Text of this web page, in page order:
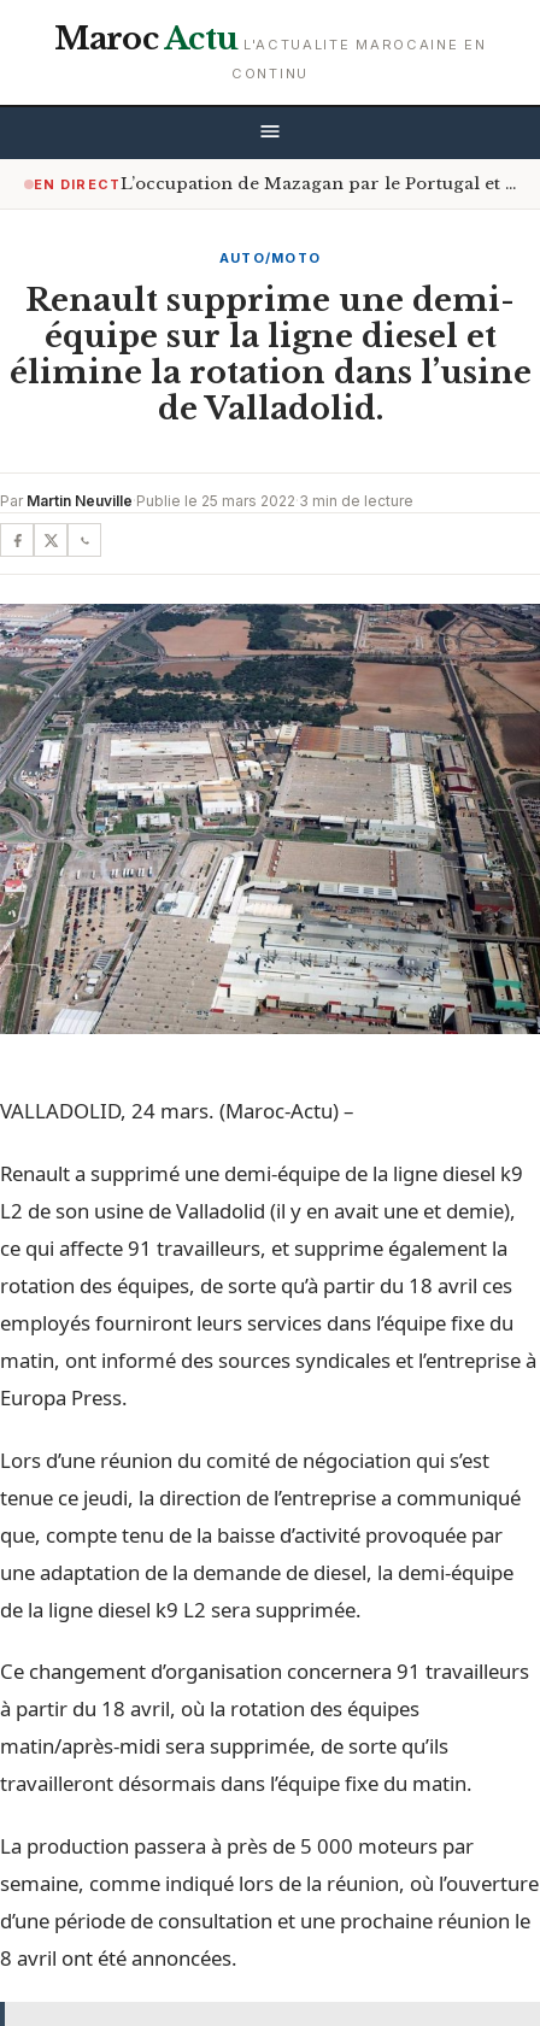
MarocActu L'ACTUALITE MAROCAINE EN
CONTINU
EN DIRECT L’occupation de Mazagan par le Portugal et le contrôle du détroit d’Ormuz
AUTO/MOTO
Renault supprime une demi-
équipe sur la ligne diesel et
élimine la rotation dans l’usine
de Valladolid.
Par Martin Neuville·Publie le 25 mars 2022·3 min de lecture
VALLADOLID, 24 mars. (Maroc-Actu) –
Renault a supprimé une demi-équipe de la ligne diesel k9
L2 de son usine de Valladolid (il y en avait une et demie),
ce qui affecte 91 travailleurs, et supprime également la
rotation des équipes, de sorte qu’à partir du 18 avril ces
employés fourniront leurs services dans l’équipe fixe du
matin, ont informé des sources syndicales et l’entreprise à
Europa Press.
Lors d’une réunion du comité de négociation qui s’est
tenue ce jeudi, la direction de l’entreprise a communiqué
que, compte tenu de la baisse d’activité provoquée par
une adaptation de la demande de diesel, la demi-équipe
de la ligne diesel k9 L2 sera supprimée.
Ce changement d’organisation concernera 91 travailleurs
à partir du 18 avril, où la rotation des équipes
matin/après-midi sera supprimée, de sorte qu’ils
travailleront désormais dans l’équipe fixe du matin.
La production passera à près de 5 000 moteurs par
semaine, comme indiqué lors de la réunion, où l’ouverture
d’une période de consultation et une prochaine réunion le
8 avril ont été annoncées.